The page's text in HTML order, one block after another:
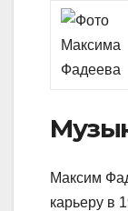
Максим
карьеру в